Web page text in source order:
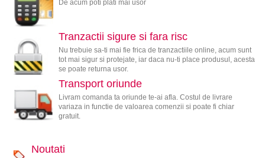
De acum poti plati mai usor
Tranzactii sigure si fara risc
Nu trebuie sa-ti mai fie frica de tranzactiile online, acum sunt
tot mai sigur si protejate, iar daca nu-ti place produsul, acesta
se poate returna usor.
Transport oriunde
Livram comanda ta oriunde te-ai afla. Costul de livrare
variaza in functie de valoarea comenzii si poate fi chiar
gratuit.
Noutati